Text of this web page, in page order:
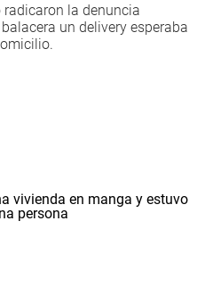
la denuncia
un delivery esperaba